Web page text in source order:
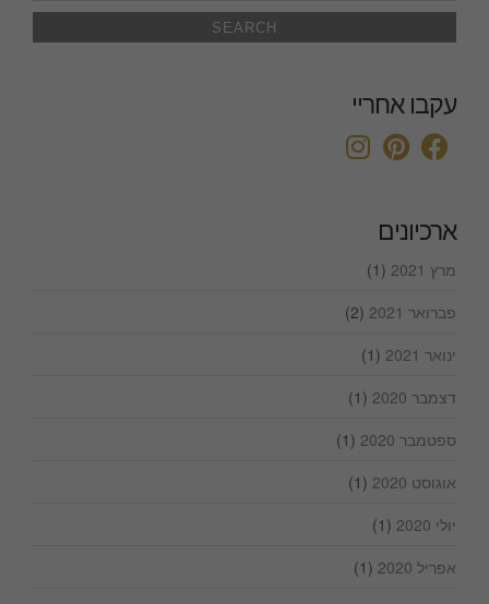
עקבו אחריי
ארכיונים
מרץ 2021
(1)
פברואר 2021
(2)
ינואר 2021
(1)
דצמבר 2020
(1)
ספטמבר 2020
(1)
אוגוסט 2020
(1)
יולי 2020
(1)
אפריל 2020
(1)